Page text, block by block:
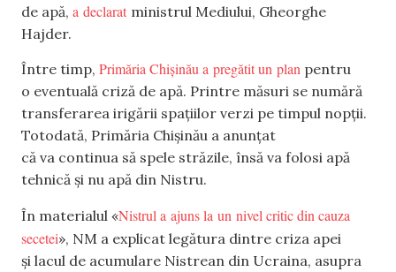
de apă, a declarat ministrul Mediului, Gheorghe
Hajder.
Între timp, Primăria Chișinău a pregătit un plan pentru
o eventuală criză de apă. Printre măsuri se numără
transferarea irigării spațiilor verzi pe timpul nopții.
Totodată, Primăria Chișinău a anunțat
că va continua să spele străzile, însă va folosi apă
tehnică și nu apă din Nistru.
În materialul «Nistrul a ajuns la un nivel critic din cauza
secetei», NM a explicat legătura dintre criza apei
și lacul de acumulare Nistrean din Ucraina, asupra